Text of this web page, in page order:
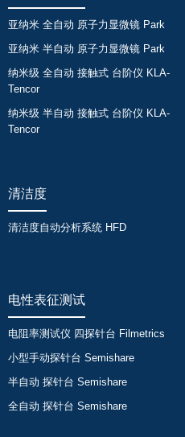
亚纳米 全自动 原子力显微镜 Park
亚纳米 半自动 原子力显微镜 Park
纳米级 全自动 接触式 台阶仪 KLA-
Tencor
纳米级 半自动 接触式 台阶仪 KLA-
Tencor
清洁度
清洁度自动分析系统 HFD
电性表征测试
电阻率测试仪 四探针台 Filmetrics
小型手动探针台 Semishare
半自动 探针台 Semishare
全自动 探针台 Semishare